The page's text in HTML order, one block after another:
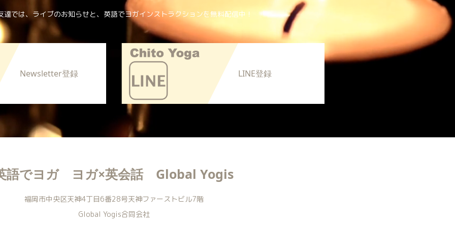
達では、ライブのお知らせと、英語でヨガインストラクションを無料配信中！
Newsletter登録 LINE登録
語でヨガ ヨガ×英会話 Global Yogis
福岡市中央区天神4丁目6番28号天神ファーストビル7階
Global Yogis合同会社